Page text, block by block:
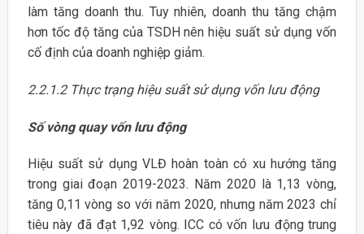
làm tăng doanh thu. Tuy nhiên, doanh thu tăng chậm
hơn tốc độ tăng của TSDH nên hiệu suất sử dụng vốn
cố định của doanh nghiệp giảm.
2.2.1.2 Thực trạng hiệu suất sử dụng vốn lưu động
Số vòng quay vốn lưu động
Hiệu suất sử dụng VLĐ hoàn toàn có xu hướng tăng
trong giai đoạn 2019-2023. Năm 2020 là 1,13 vòng,
tăng 0,11 vòng so với năm 2020, nhưng năm 2023 chỉ
tiêu này đã đạt 1,92 vòng. ICC có vốn lưu động trung